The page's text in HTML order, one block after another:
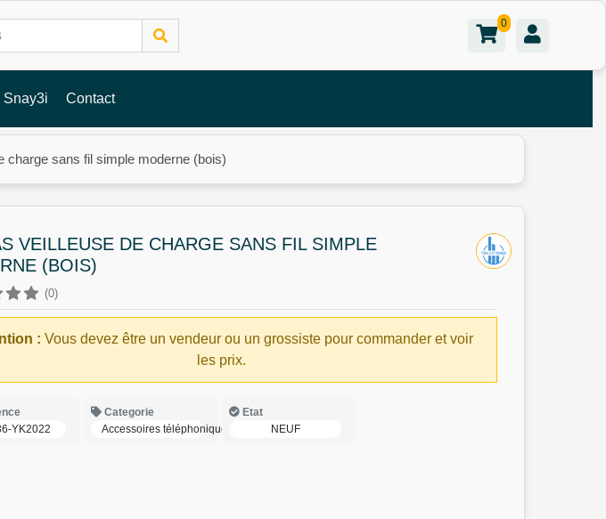
0
Snay3i Contact
charge sans fil simple moderne (bois)
VEILLEUSE DE CHARGE SANS FIL SIMPLE
(BOIS)
(0)
: Vous devez être un vendeur ou un grossiste pour commander et voir
les prix.
YK2022
Categorie
Accessoires téléphoniques
Etat
NEUF